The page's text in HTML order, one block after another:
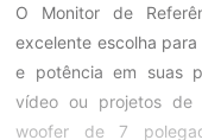
O Monitor de
excelente escolha
e potência em suas
vídeo ou projetos de
woofer de 7